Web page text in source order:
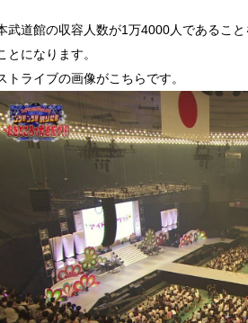
武道館の収容人数が1万4000人であるこ
とになります。
トライブの画像がこちらです。